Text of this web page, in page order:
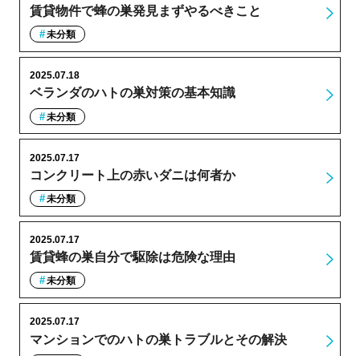
賃貸物件で蜂の巣発見まずやるべきこと
未分類
ベランダのハトの巣対策の基本知識
2025.07.18
未分類
コンクリート上の赤いダニは何者か
2025.07.17
未分類
賃貸蜂の巣自分で駆除は危険な理由
2025.07.17
未分類
マンションでのハトの巣トラブルとその解決
2025.07.17